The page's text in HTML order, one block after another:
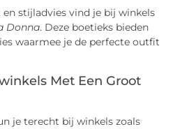
stijladvies vind je bij winkels
Donna. Deze boetieks bieden
waarmee je de perfecte outfit
Met Een Groot
je terecht bij winkels zoals